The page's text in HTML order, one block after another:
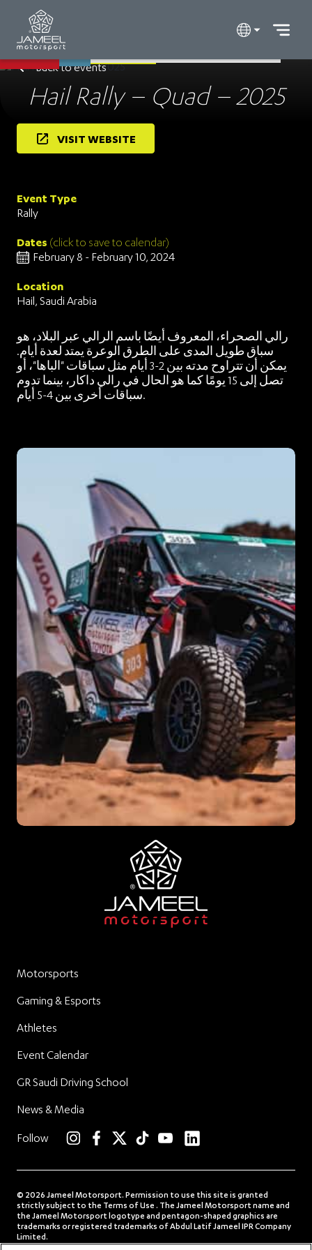
Back to events
Hail Rally – Quad – 2025
VISIT WEBSITE
Event Type
Rally
Dates (click to save to calendar)
February 8 - February 10, 2024
Location
Hail, Saudi Arabia
رالي الصحراء، المعروف أيضًا باسم الرالي عبر البلاد، هو
سباق طويل المدى على الطرق الوعرة يمتد لعدة أيام.
يمكن أن تتراوح مدته بين 2-3 أيام مثل سباقات "الباها"، أو
تصل إلى 15 يومًا كما هو الحال في رالي داكار، بينما تدوم
سباقات أخرى بين 4-5 أيام.
Motorsports
Gaming & Esports
Athletes
Event Calendar
GR Saudi Driving School
News & Media
Follow
© 2026 Jameel Motorsport. Permission to use this site is granted
strictly subject to the Terms of Use . The Jameel Motorsport name and
the Jameel Motorsport logotype and pentagon-shaped graphics are
trademarks or registered trademarks of Abdul Latif Jameel IPR Company
Limited.